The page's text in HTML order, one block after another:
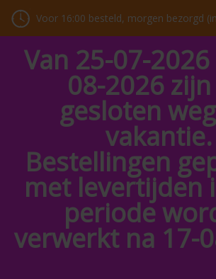
Voor 16:00 besteld, morgen bezorgd
Van 25-07-
08-2026
gesloten
vakantie.
Bestellingen
met levertijden
periode
verwerkt na 17-